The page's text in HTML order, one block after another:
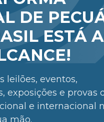
DE
ESTÁ
leilões, eventos,
exposições e provas
e internacional
mão.